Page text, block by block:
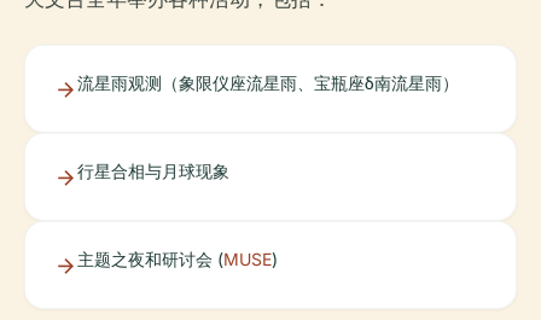
流星雨观测（象限仪座流星雨、宝瓶座δ南流星雨）
行星合相与月球现象
主题之夜和研讨会 (MUSE)